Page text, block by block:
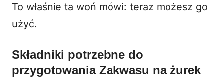
To właśnie ta woń mówi: teraz możesz go
użyć.
Składniki potrzebne do
przygotowania Zakwasu na żurek